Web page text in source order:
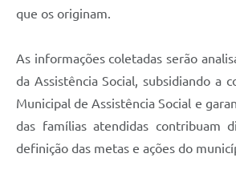
que os originam.
As informações coletadas serão
da Assistência Social, subsidiando a
Municipal de Assistência Social e
das famílias atendidas contribuam
definição das metas e ações do